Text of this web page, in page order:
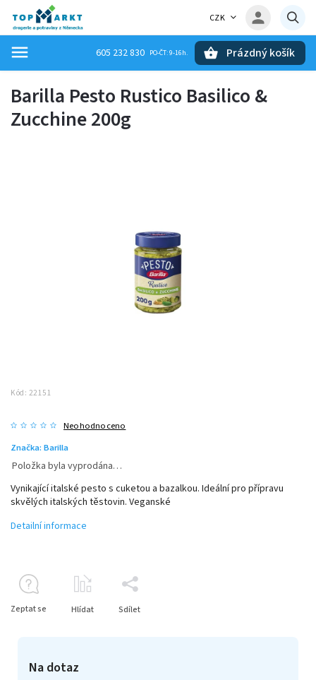
CZK
605 232 830 Prázdný košík
Barilla Pesto Rustico Basilico &
Zucchine 200g
Kód: 22151
Neohodnoceno
Značka: Barilla
Na dotaz
Položka byla vyprodána…
Vynikající italské pesto s cuketou a bazalkou. Ideální pro přípravu
skvělých italských těstovin. Veganské
Detailní informace
Zeptat se Hlídat Sdílet